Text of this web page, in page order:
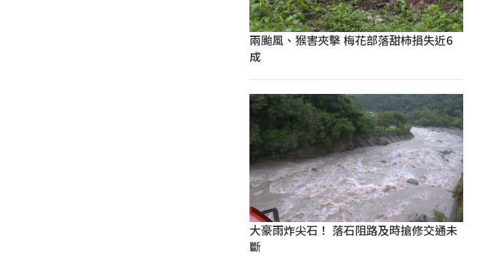
兩颱風、猴害夾擊 梅花部落甜柿損失近6
成
大豪雨炸尖石！ 落石阻路及時搶修交通未
斷